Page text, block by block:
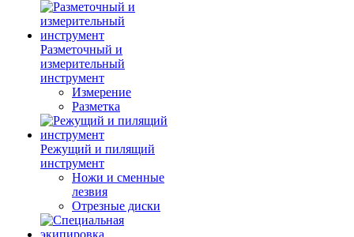
Разметочный и
измерительный
инструмент
Измерение
Разметка
Режущий и пилящий
инструмент
Ножи и сменные
лезвия
Отрезные диски